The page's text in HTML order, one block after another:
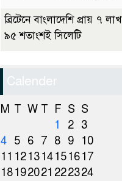
ব্রিটেনে বাংলাদেশি প্রায় ৭ লাখ
৯৫ শতাংশই সিলেটি
Calender
M T W T F S S
1
2 3
4 5 6 7 8 9
10
11 121314151617
18192021 222324